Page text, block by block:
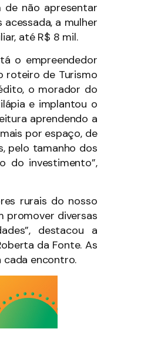
de não apresentar
a mulher
até R$ 8 mil.
o empreendedor
roteiro de Turismo
o morador do
e implantou o
aprendendo a
por espaço, de
pelo tamanho dos
do investimento”,
rurais do nosso
promover diversas
destacou a
da Fonte. As
cada encontro.